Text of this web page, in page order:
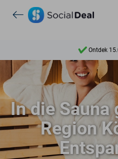
Ontdek
7 dagen per
10+
Ontdek
In die Sauna
Region